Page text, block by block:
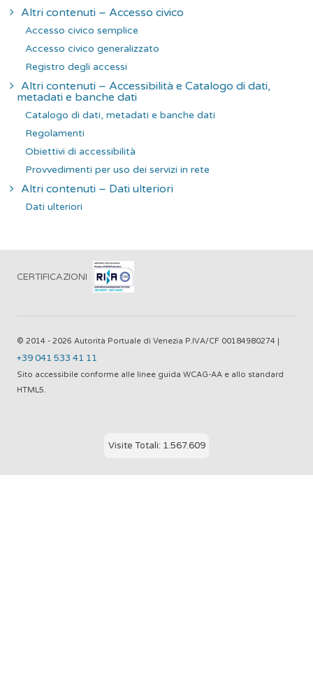
Altri contenuti – Accesso civico
Accesso civico semplice
Accesso civico generalizzato
Registro degli accessi
Altri contenuti – Accessibilità e Catalogo di dati,
metadati e banche dati
Catalogo di dati, metadati e banche dati
Regolamenti
Obiettivi di accessibilità
Provvedimenti per uso dei servizi in rete
Altri contenuti – Dati ulteriori
Dati ulteriori
CERTIFICAZIONI
© 2014 - 2026 Autorità Portuale di Venezia P.IVA/CF 00184980274 |
+39 041 533 41 11
Sito accessibile conforme alle linee guida WCAG-AA e allo standard
HTML5.
Visite Totali: 1.567.609